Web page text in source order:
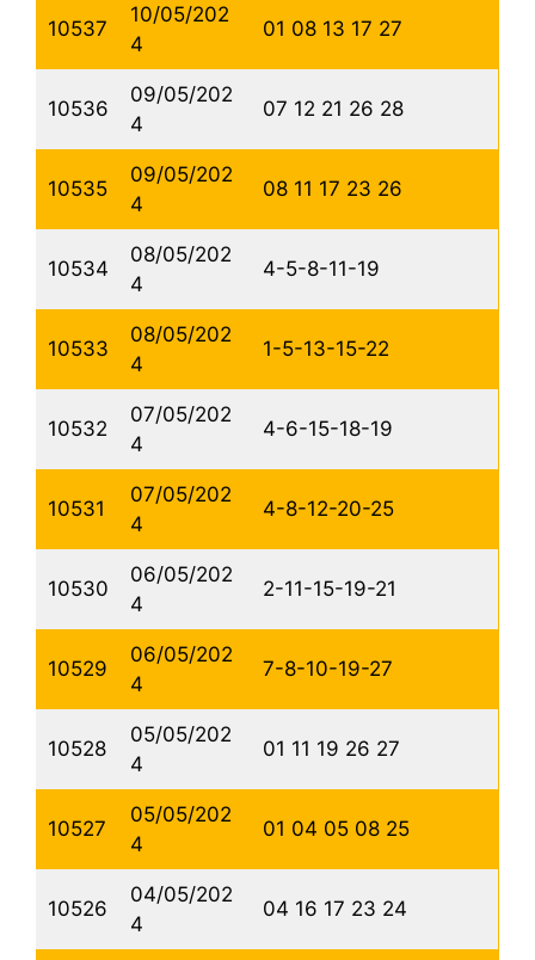
10537
10/05/202
4
01 08 13 17 27
10536
09/05/202
4
07 12 21 26 28
10535
09/05/202
4
08 11 17 23 26
10534
08/05/202
4
4-5-8-11-19
10533
08/05/202
4
1-5-13-15-22
10532
07/05/202
4
4-6-15-18-19
10531
07/05/202
4
4-8-12-20-25
10530
06/05/202
4
2-11-15-19-21
10529
06/05/202
4
7-8-10-19-27
10528
05/05/202
4
01 11 19 26 27
10527
05/05/202
4
01 04 05 08 25
10526
04/05/202
4
04 16 17 23 24